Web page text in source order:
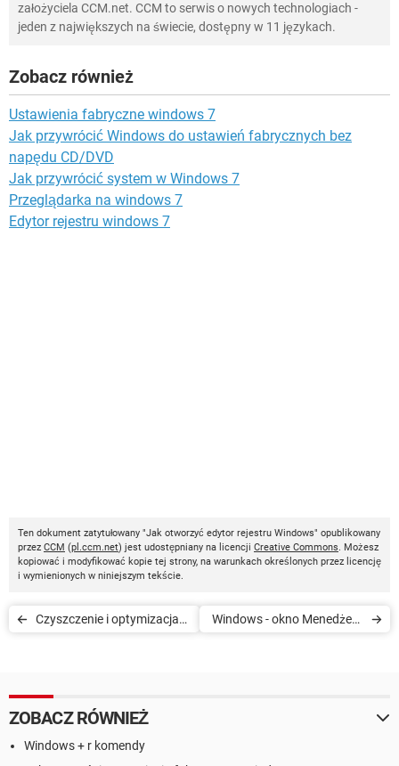
założyciela CCM.net. CCM to serwis o nowych technologiach -
jeden z największych na świecie, dostępny w 11 językach.
Zobacz również
Ustawienia fabryczne windows 7
Jak przywrócić Windows do ustawień fabrycznych bez
napędu CD/DVD
Jak przywrócić system w Windows 7
Przeglądarka na windows 7
Edytor rejestru windows 7
Ten dokument zatytułowany "Jak otworzyć edytor rejestru Windows" opublikowany
przez CCM (pl.ccm.net) jest udostępniany na licencji Creative Commons. Możesz
kopiować i modyfikować kopie tej strony, na warunkach określonych przez licencję
i wymienionych w niniejszym tekście.
Czyszczenie i optymizacja
Windows - okno Menedżera
ZOBACZ RÓWNIEŻ
Windows + r komendy